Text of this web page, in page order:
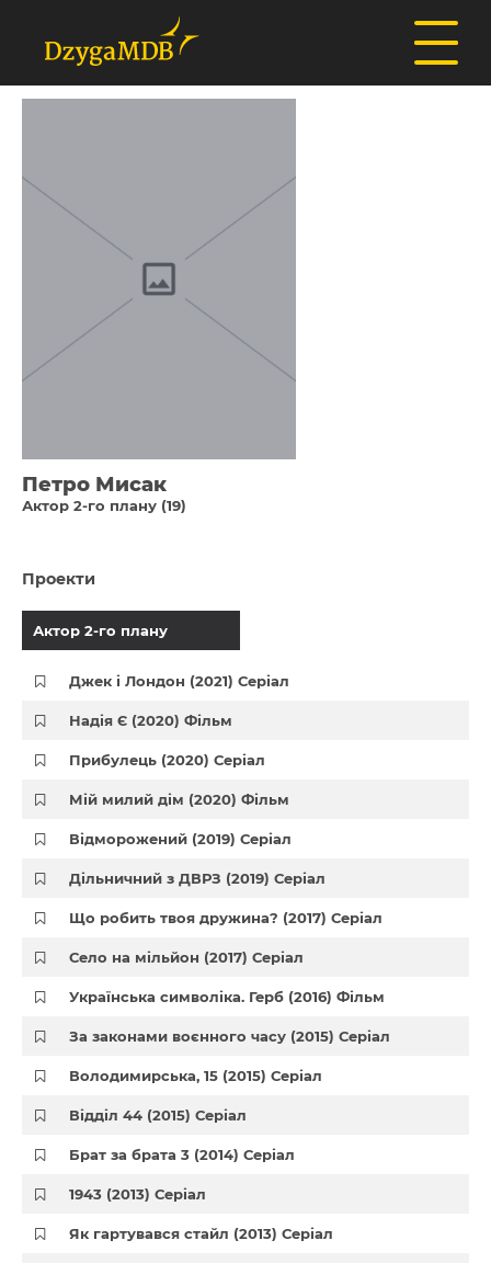
Петро Мисак
Актор 2-го плану (19)
Проекти
Актор 2-го плану
Джек і Лондон (2021) Серіал
Надія Є (2020) Фільм
Прибулець (2020) Серіал
Мій милий дім (2020) Фільм
Відморожений (2019) Серіал
Дільничний з ДВРЗ (2019) Серіал
Що робить твоя дружина? (2017) Серіал
Село на мільйон (2017) Серіал
Українська символіка. Герб (2016) Фільм
За законами воєнного часу (2015) Серіал
Володимирська, 15 (2015) Серіал
Відділ 44 (2015) Серіал
Брат за брата 3 (2014) Серіал
1943 (2013) Серіал
Як гартувався стайл (2013) Серіал